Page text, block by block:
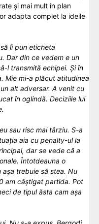
și mai mult în plan
adapta complet la ideile
îi pun eticheta
Dar din ce vedem e un
l transmită echipei. Și în
Mie mi-a plăcut atitudinea
alt adversar. A venit cu
în oglindă. Deciziile lui
sau risc mai târziu. S-a
aia cu penalty-ul la
dar se vede că a
Întotdeauna o
trebuie să stea. Nu
am câștigat partida. Pot
de tipul ăsta cam așa